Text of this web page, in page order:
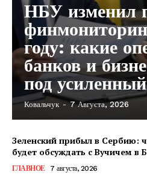
НБУ изменил
году: какие
банков и
под
Ковальчук - 7 Августа, 2026
Зеленский прибыл в Сербию:
будет обсуждать с Вучичем в
ГЛАВНОЕ 7 августа, 2026